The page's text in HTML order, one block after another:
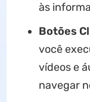
às
Botões
você
vídeos e
navegar